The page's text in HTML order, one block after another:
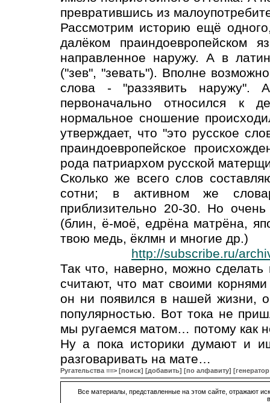
превратившись из
Рассмотрим историю ещё
далёком праиндоевропейском
направленное наружу. А в
("зев", "зевать"). Вполне
слова - "раззявить наружу".
первоначально относился к
нормальное сношение
утверждает, что "это русское
праиндоевропейское
рода патриархом русской
Сколько же всего слов
сотни; в активном же
приблизительно 20-30. Но
(блин, ё-моё, едрёна матрёна,
твою медь, ёклмн и многие др.)
http://subscribe.ru/
Так что, наверно, можно
считают, что мат своими
он ни появился в нашей жизни,
популярностью. Вот тока не
мы ругаемся матом… потому как
Ну а пока историки думают и
разговаривать на мате…
Ругательства ≡≡> [поиск] [добавить] [по алфавиту]
Все материалы, представленные на этом сайте, отражают